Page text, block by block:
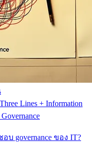
Lines + Information
บ governance ของ IT?